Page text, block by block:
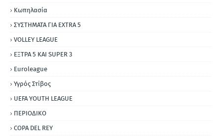
Κωπηλασία
ΣΥΣΤΗΜΑΤΑ ΓΙΑ ΕΧΤRΑ 5
VOLLEY LEAGUE
ΕΞΤΡΑ 5 ΚΑΙ SUPER 3
Εuroleague
Υγρός Στίβος
UEFA YOUTH LEAGUE
ΠΕΡΙΟΔΙΚΟ
COPA DEL REY